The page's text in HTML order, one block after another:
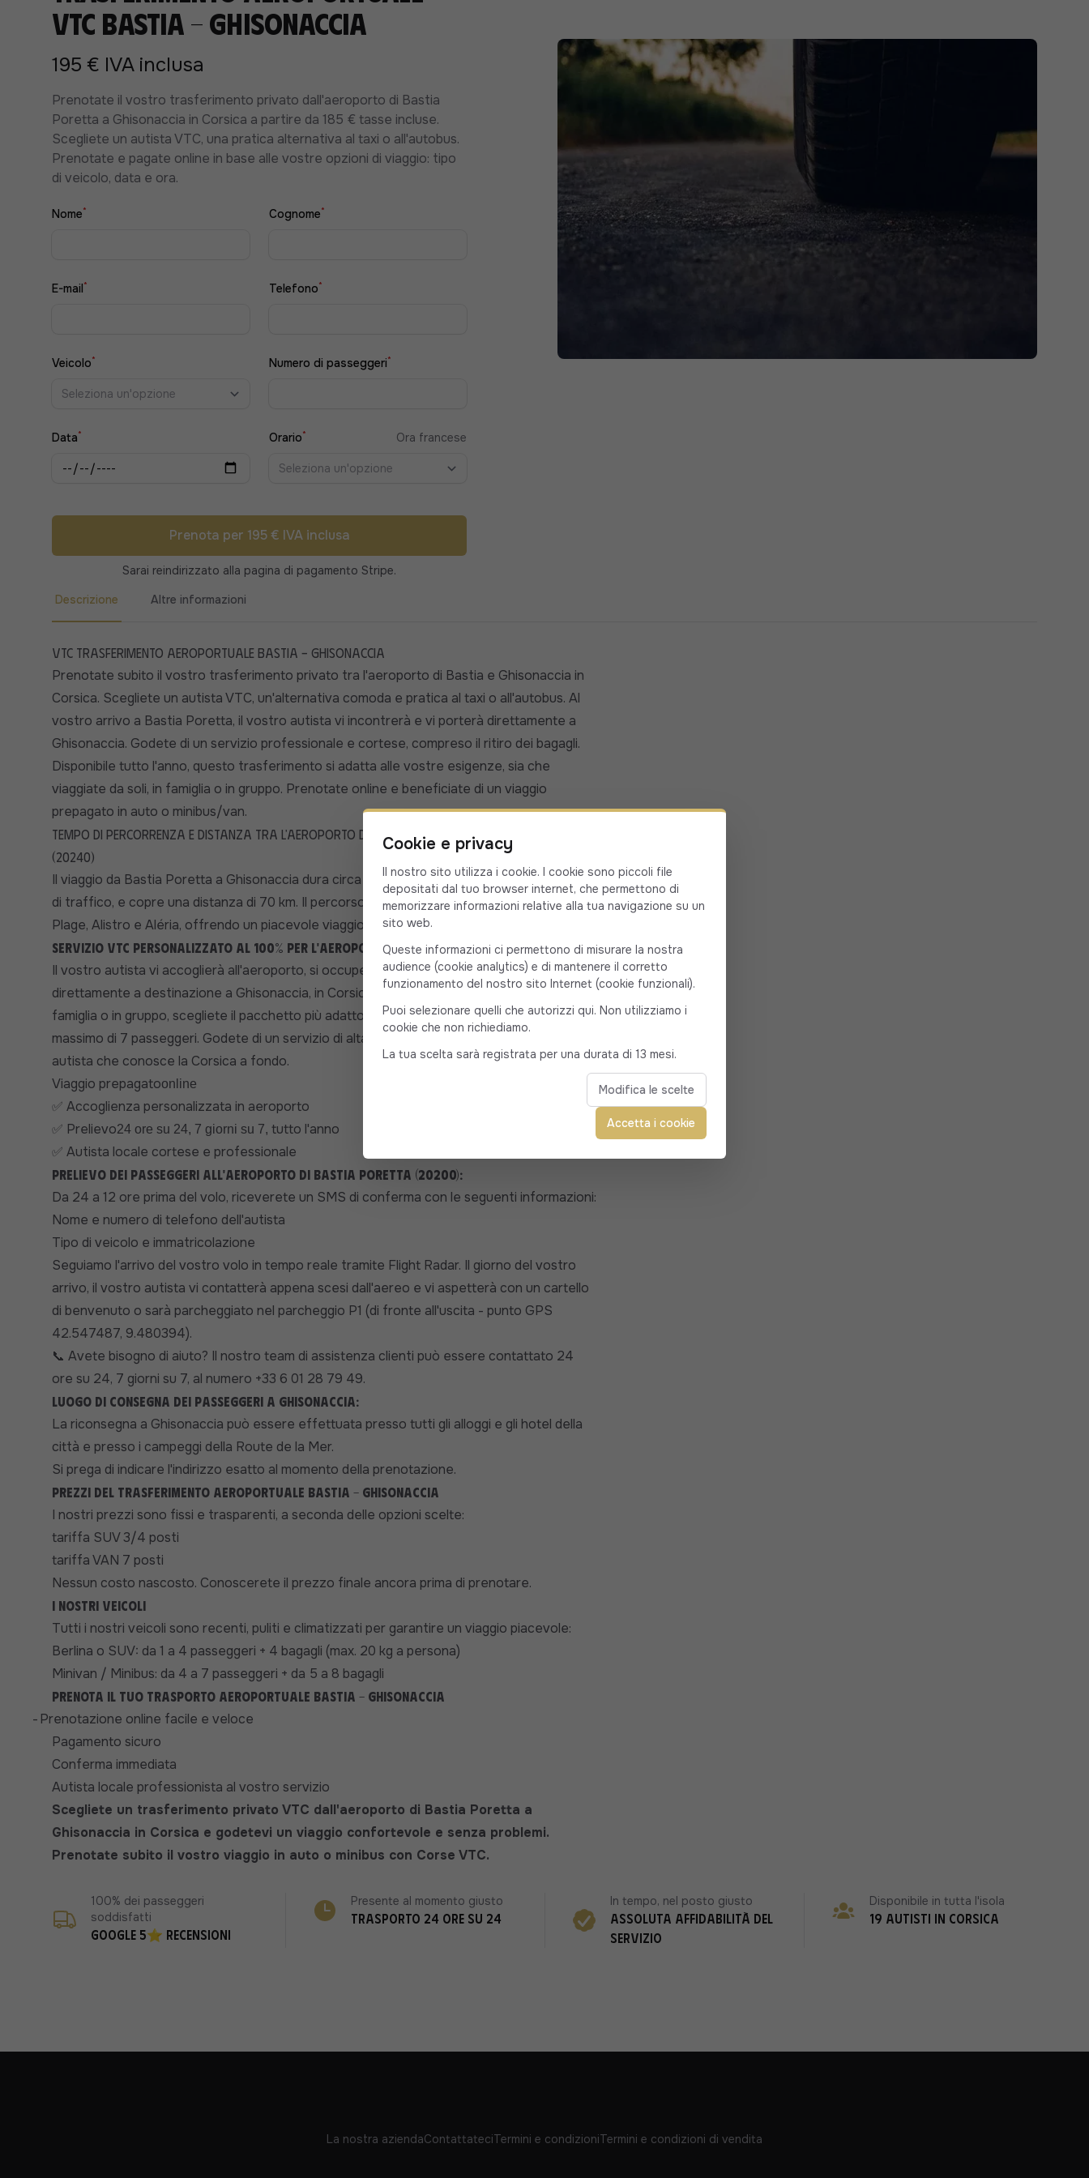
VTC Bastia - Ghisonaccia
195 € IVA inclusa
Prenotate il vostro trasferimento privato dall'aeroporto di Bastia
Poretta a Ghisonaccia in Corsica a partire da 185 € tasse incluse.
Scegliete un autista VTC, una pratica alternativa al taxi o all'autobus.
Prenotate e pagate online in base alle vostre opzioni di viaggio: tipo
di veicolo, data e ora.
Nome* Cognome*
E-mail* Telefono*
Veicolo*
Seleziona un'opzione
Numero di passeggeri*
Data* Orario* Ora francese
Seleziona un'opzione
Prenota per 195 € IVA inclusa
Sarai reindirizzato alla pagina di pagamento Stripe.
Descrizione
Altre informazioni
VTC Trasferimento aeroportuale Bastia - Ghisonaccia
Prenotate subito il vostro trasferimento privato tra l'aeroporto di Bastia e Ghisonaccia in
Corsica. Scegliete un autista VTC, un'alternativa comoda e pratica al taxi o all'autobus. Al
vostro arrivo a Bastia Poretta, il vostro autista vi incontrerà e vi porterà direttamente a
Ghisonaccia. Godete di un servizio professionale e cortese, compreso il ritiro dei bagagli.
Disponibile tutto l'anno, questo trasferimento si adatta alle vostre esigenze, sia che
viaggiate da soli, in famiglia o in gruppo. Prenotate online e beneficiate di un viaggio
prepagato in auto o minibus/van.
Tempo di percorrenza e distanza tra l'aeroporto di Bastia Poretta e Ghisonaccia
(20240)
Il viaggio da Bastia Poretta a Ghisonaccia dura circa 1 ora e 04 minuti, in condizioni normali
di traffico, e copre una distanza di 70 km. Il percorso tocca Penta Di Casinca, Moriani-
Plage, Alistro e Aléria, offrendo un piacevole viaggio tra mare e pianura.
Servizio VTC personalizzato al 100% per l'aeroporto di Bastia - Ghisonaccia
Il vostro autista vi accoglierà all'aeroporto, si occuperà dei vostri bagagli e vi condurrà
direttamente a destinazione a Ghisonaccia, in Corsica. Che siate da soli, in coppia, in
famiglia o in gruppo, scegliete il pacchetto più adatto a voi: berlina, SUV o minivan per un
massimo di 7 passeggeri. Godete di un servizio di alta qualità, 100% personalizzato, con un
autista che conosce la Corsica a fondo.
Viaggio prepagatoonline
✅ Accoglienza personalizzata in aeroporto
✅ Prelievo24 ore su 24, 7 giorni su 7, tutto l'anno
✅ Autista locale cortese e professionale
Prelievo dei passeggeri all'aeroporto di Bastia Poretta (20200):
Da 24 a 12 ore prima del volo, riceverete un SMS di conferma con le seguenti informazioni:
Nome e numero di telefono dell'autista
Tipo di veicolo e immatricolazione
Seguiamo l'arrivo del vostro volo in tempo reale tramite Flight Radar. Il giorno del vostro
arrivo, il vostro autista vi contatterà appena scesi dall'aereo e vi aspetterà con un cartello
di benvenuto o sarà parcheggiato nel parcheggio P1 (di fronte all'uscita - punto GPS
42.547487, 9.480394).
📞 Avete bisogno di aiuto? Il nostro team di assistenza clienti può essere contattato 24
ore su 24, 7 giorni su 7, al numero +33 6 01 28 79 49.
Luogo di consegna dei passeggeri a Ghisonaccia:
La riconsegna a Ghisonaccia può essere effettuata presso tutti gli alloggi e gli hotel della
città e presso i campeggi della Route de la Mer.
Si prega di indicare l'indirizzo esatto al momento della prenotazione.
Prezzi del trasferimento aeroportuale Bastia - Ghisonaccia
I nostri prezzi sono fissi e trasparenti, a seconda delle opzioni scelte:
tariffa SUV 3/4 posti
tariffa VAN 7 posti
Nessun costo nascosto. Conoscerete il prezzo finale ancora prima di prenotare.
I nostri veicoli
Tutti i nostri veicoli sono recenti, puliti e climatizzati per garantire un viaggio piacevole:
Berlina o SUV: da 1 a 4 passeggeri + 4 bagagli (max. 20 kg a persona)
Minivan / Minibus: da 4 a 7 passeggeri + da 5 a 8 bagagli
Prenota il tuo trasporto aeroportuale Bastia - Ghisonaccia
- Prenotazione online facile e veloce
Pagamento sicuro
Conferma immediata
Autista locale professionista al vostro servizio
Scegliete un trasferimento privato VTC dall'aeroporto di Bastia Poretta a
Ghisonaccia in Corsica e godetevi un viaggio confortevole e senza problemi.
Prenotate subito il vostro viaggio in auto o minibus con Corse VTC.
Google 5⭐ recensioni
100% dei passeggeri
soddisfatti
Trasporto 24 ore su 24
Presente al momento giusto
Assoluta affidabilità del
servizio
In tempo, nel posto giusto
19 autisti in Corsica
Disponibile in tutta l'isola
La nostra aziendaContattateciTermini e condizioniTermini e condizioni di vendita
Cookie e privacy
Il nostro sito utilizza i cookie. I cookie sono piccoli file
depositati dal tuo browser internet, che permettono di
memorizzare informazioni relative alla tua navigazione su un
sito web.
Queste informazioni ci permettono di misurare la nostra
audience (cookie analytics) e di mantenere il corretto
funzionamento del nostro sito Internet (cookie funzionali).
Puoi selezionare quelli che autorizzi qui. Non utilizziamo i
cookie che non richiediamo.
La tua scelta sarà registrata per una durata di 13 mesi.
Modifica le scelte
Accetta i cookie